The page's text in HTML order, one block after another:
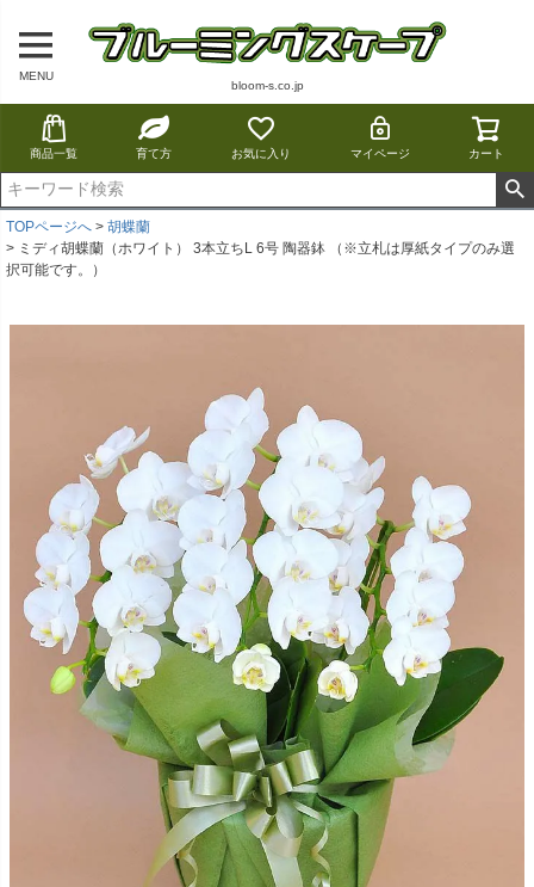
MENU
bloom-s.co.jp
商品一覧 育て方 お気に入り マイページ カート
TOPページへ
胡蝶蘭
ミディ胡蝶蘭（ホワイト） 3本立ちL 6号 陶器鉢 （※立札は厚紙タイプのみ選
択可能です。）